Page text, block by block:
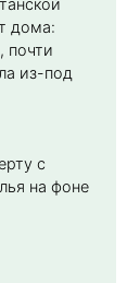
дома:
почти
из-под
с
на фоне